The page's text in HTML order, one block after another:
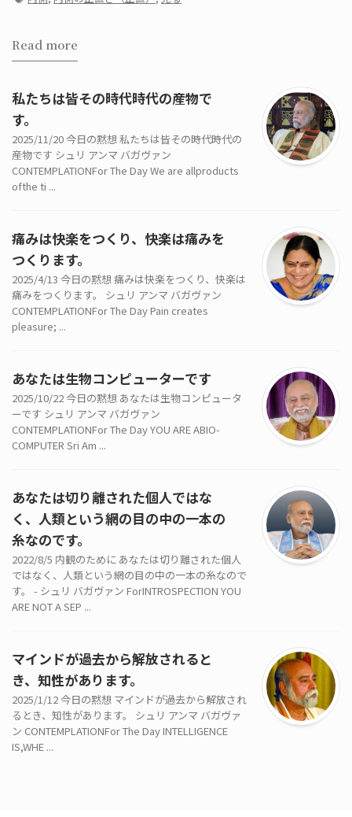
Read more
私たちは皆その時代時代の産物で
す。
2025/11/20 今日の黙想 私たちは皆その時代時代の
産物です シュリ アンマ バガヴァン
CONTEMPLATIONFor The Day We are allproducts
ofthe ti ...
痛みは快楽をつくり、快楽は痛みを
つくります。
2025/4/13 今日の黙想 痛みは快楽をつくり、快楽は
痛みをつくります。 シュリ アンマ バガヴァン
CONTEMPLATIONFor The Day Pain creates
pleasure; ...
あなたは生物コンピューターです
2025/10/22 今日の黙想 あなたは生物コンピュータ
ーです シュリ アンマ バガヴァン
CONTEMPLATIONFor The Day YOU ARE ABIO-
COMPUTER Sri Am ...
あなたは切り離された個人ではな
く、人類という網の目の中の一本の
糸なのです。
2022/8/5 内観のために あなたは切り離された個人
ではなく、人類という網の目の中の一本の糸なので
す。 - シュリ バガヴァン ForINTROSPECTION YOU
ARE NOT A SEP ...
マインドが過去から解放されると
き、知性があります。
2025/1/12 今日の黙想 マインドが過去から解放され
るとき、知性があります。 シュリ アンマ バガヴァ
ン CONTEMPLATIONFor The Day INTELLIGENCE
IS,WHE ...